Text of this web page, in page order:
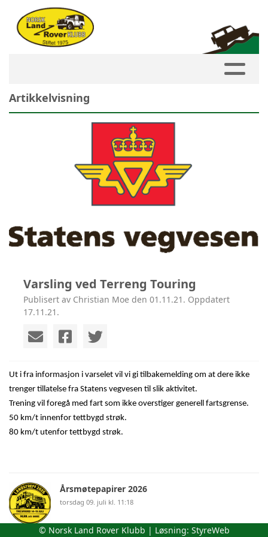
Artikkelvisning
Varsling ved Terreng Touring
Publisert av Christian Moe den 01.11.21. Oppdatert
17.11.21.
Ut i fra informasjon i varselet vil vi gi tilbakemelding om at dere ikke
trenger tillatelse fra Statens vegvesen til slik aktivitet.
Trening vil foregå med fart som ikke overstiger generell fartsgrense.
50 km/t innenfor tettbygd strøk.
80 km/t utenfor tettbygd strøk.
Årsmøtepapirer 2026
torsdag 09. juli kl. 11:18
© Norsk Land Rover Klubb | Løsning: StyreWeb